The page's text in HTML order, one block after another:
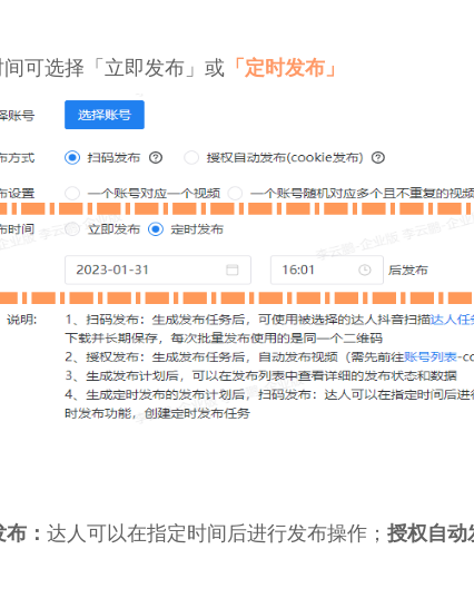
可选择「立即发布」或 「定时发布」
： 达人可以在指定时间后进行发布操作； 授权自动